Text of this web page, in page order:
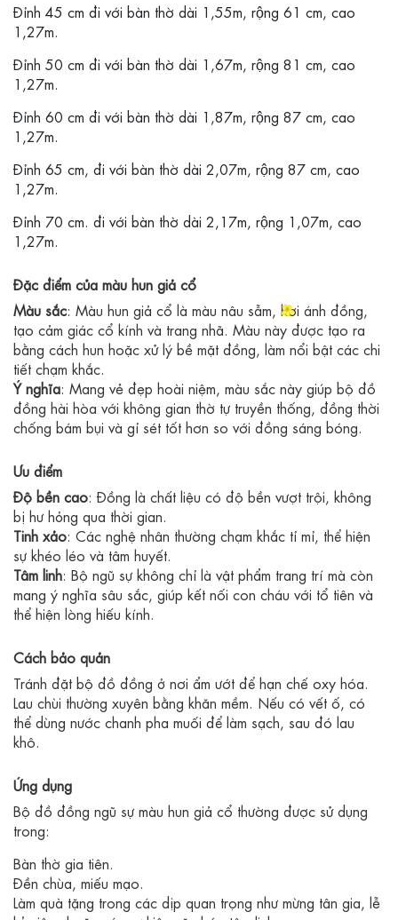
Đỉnh 45 cm đi với bàn thờ dài 1,55m, rộng 61 cm, cao
1,27m.
Đỉnh 50 cm đi với bàn thờ dài 1,67m, rộng 81 cm, cao
1,27m.
Đỉnh 60 cm đi với bàn thờ dài 1,87m, rộng 87 cm, cao
1,27m.
Đỉnh 65 cm, đi với bàn thờ dài 2,07m, rộng 87 cm, cao
1,27m.
Đỉnh 70 cm. đi với bàn thờ dài 2,17m, rộng 1,07m, cao
1,27m.
Đặc điểm của màu hun giả cổ
Màu sắc: Màu hun giả cổ là màu nâu sẫm, hơi ánh đồng,
tạo cảm giác cổ kính và trang nhã. Màu này được tạo ra
bằng cách hun hoặc xử lý bề mặt đồng, làm nổi bật các chi
tiết chạm khắc.
Ý nghĩa: Mang vẻ đẹp hoài niệm, màu sắc này giúp bộ đồ
đồng hài hòa với không gian thờ tự truyền thống, đồng thời
chống bám bụi và gỉ sét tốt hơn so với đồng sáng bóng.
Ưu điểm
Độ bền cao: Đồng là chất liệu có độ bền vượt trội, không
bị hư hỏng qua thời gian.
Tinh xảo: Các nghệ nhân thường chạm khắc tỉ mỉ, thể hiện
sự khéo léo và tâm huyết.
Tâm linh: Bộ ngũ sự không chỉ là vật phẩm trang trí mà còn
mang ý nghĩa sâu sắc, giúp kết nối con cháu với tổ tiên và
thể hiện lòng hiếu kính.
Cách bảo quản
Tránh đặt bộ đồ đồng ở nơi ẩm ướt để hạn chế oxy hóa.
Lau chùi thường xuyên bằng khăn mềm. Nếu có vết ố, có
thể dùng nước chanh pha muối để làm sạch, sau đó lau
khô.
Ứng dụng
Bộ đồ đồng ngũ sự màu hun giả cổ thường được sử dụng
trong:
Bàn thờ gia tiên.
Đền chùa, miếu mạo.
Làm quà tặng trong các dịp quan trọng như mừng tân gia, lễ